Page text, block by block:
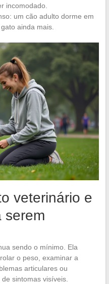
incomodado.
um cão adulto dorme em
ainda mais.
veterinário e
serem
sendo o mínimo. Ela
o peso, examinar a
articulares ou
sintomas visíveis.